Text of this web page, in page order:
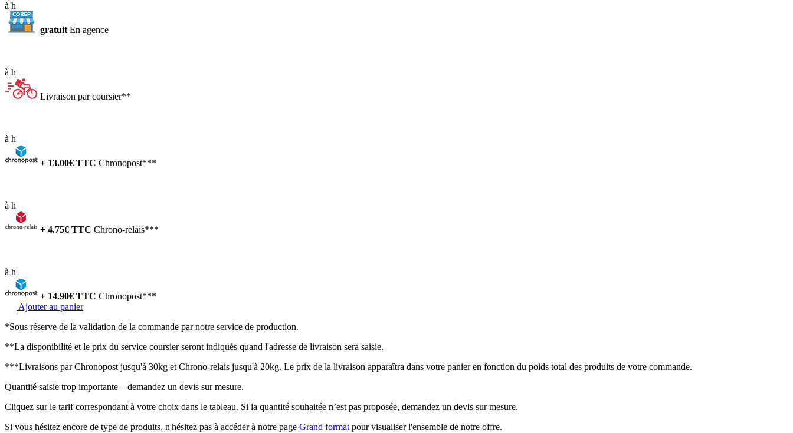
à h
gratuit En agence
à h
Livraison par coursier**
à h
+ 13.00€ TTC Chronopost***
à h
+ 4.75€ TTC Chrono-relais***
à h
+ 14.90€ TTC Chronopost***
Ajouter au panier
*Sous réserve de la validation de la commande par notre service de production.
**La disponibilité et le prix du service coursier seront indiqués quand l'adresse de livraison sera saisie.
***Livraisons par Chronopost jusqu'à 30kg et Chrono-relais jusqu'à 20kg. Le prix de la livraison apparaîtra dans votre panier en fonction du poids total des produits de votre commande.
Quantité saisie trop importante – demandez un devis sur mesure.
Cliquez sur le tarif correspondant à votre choix dans le tableau. Si la quantité souhaitée n’est pas proposée, demandez un devis sur mesure.
Si vous hésitez encore de type de produits, n'hésitez pas à accéder à notre page Grand formatpour visualiser l'ensemble de notre offre.